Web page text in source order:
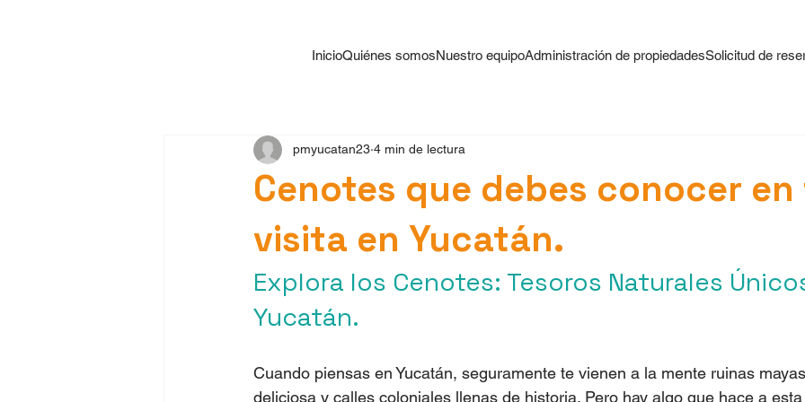
InicioQuiénes somosNuestro equipoAdministración de propiedadesSolicitud de
Cenotes que debes conocer
visita en Yucatán.
pmyucatan23 4 min de lectura
Explora los Cenotes: Tesoros Naturales
Yucatán.
Cuando piensas en Yucatán, seguramente te vienen a la mente ruinas
deliciosa y calles coloniales llenas de historia. Pero hay algo que hace a